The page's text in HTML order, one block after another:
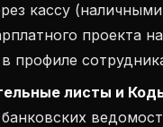
кассу
проекта
профиле
листы и